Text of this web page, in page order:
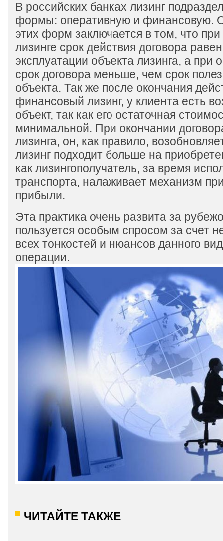
В российских банках лизинг
формы: оперативную и финансовую.
этих форм заключается в том, что
лизинге срок действия договора
эксплуатации объекта лизинга, а при
срок договора меньше, чем срок
объекта. Так же после окончания
финансовый лизинг, у клиента есть
объект, так как его остаточная
минимальной. При окончании
лизинга, он, как правило,
лизинг подходит больше на
как лизингополучатель, за время
транспорта, налаживает механизм
прибыли.
Эта практика очень развита за
пользуется особым спросом за счет
всех тонкостей и нюансов данного
операции.
ЧИТАЙТЕ ТАКЖЕ